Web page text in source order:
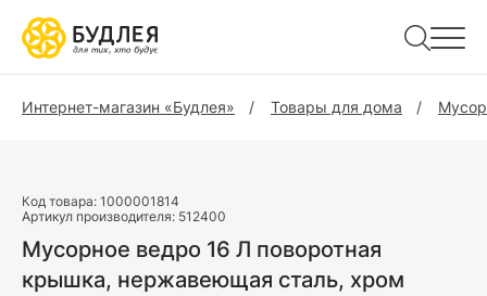
Интернет-магазин «Будлея» Товары для дома
Код товара: 1000001814
Артикул производителя: 512400
Мусорное ведро 16 Л поворотная
крышка, нержавеющая сталь, хром